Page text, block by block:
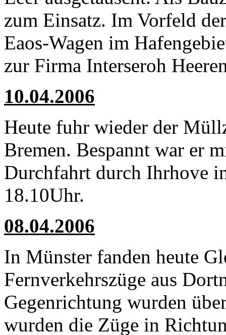
zum Einsatz. Im Vorfeld
Eaos-Wagen im
zur Firma Interseroh
10.04.2006
Heute fuhr wieder der
Bremen. Bespannt war er
Durchfahrt durch Ihrhove
18.10Uhr.
08.04.2006
In Münster fanden heute
Fernverkehrszüge aus
Gegenrichtung wurden
wurden die Züge in